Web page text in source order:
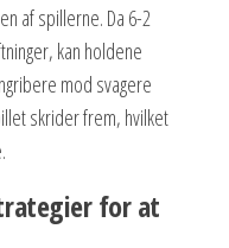
af spillerne. Da 6-2
kan holdene
mod svagere
skrider frem, hvilket
for at